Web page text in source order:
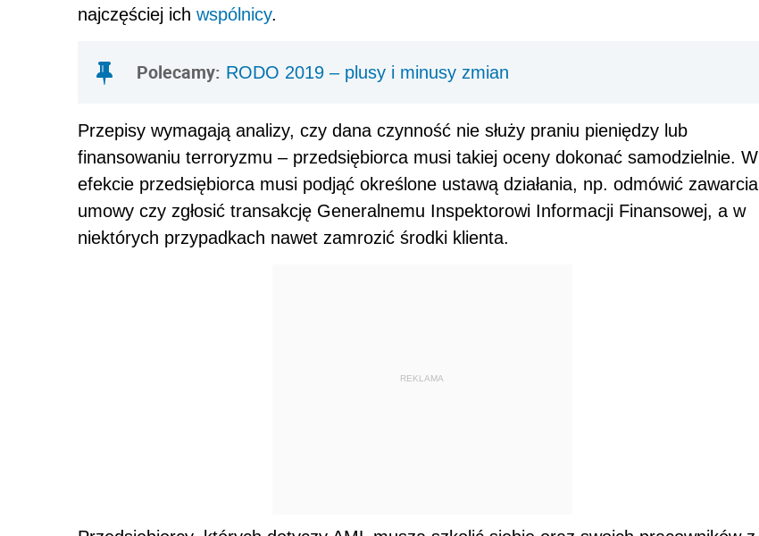
najczęściej ich wspólnicy.
Polecamy: RODO 2019 – plusy i minusy zmian
Przepisy wymagają analizy, czy dana czynność nie służy praniu pieniędzy lub
finansowaniu terroryzmu – przedsiębiorca musi takiej oceny dokonać samodzielnie. W
efekcie przedsiębiorca musi podjąć określone ustawą działania, np. odmówić zawarcia
umowy czy zgłosić transakcję Generalnemu Inspektorowi Informacji Finansowej, a w
niektórych przypadkach nawet zamrozić środki klienta.
REKLAMA